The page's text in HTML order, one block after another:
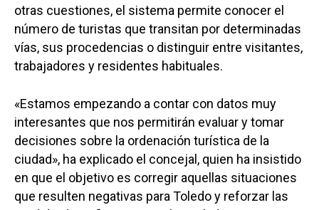
otras cuestiones, el sistema permite conocer el
número de turistas que transitan por determinadas
vías, sus procedencias o distinguir entre visitantes,
trabajadores y residentes habituales.
«Estamos empezando a contar con datos muy
interesantes que nos permitirán evaluar y tomar
decisiones sobre la ordenación turística de la
ciudad», ha explicado el concejal, quien ha insistido
en que el objetivo es corregir aquellas situaciones
que resulten negativas para Toledo y reforzar las